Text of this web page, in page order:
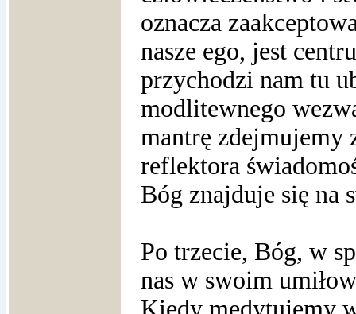
oznacza
nasze ego, jest
przychodzi nam tu
modlitewnego
mantrę zdejmujemy
reflektora
Bóg znajduje się na
Po trzecie, Bóg, w
nas w swoim